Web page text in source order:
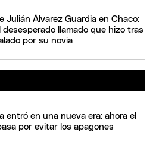
Julián Álvarez Guardia en Chaco:
desesperado llamado que hizo tras
por su novia
entró en una nueva era: ahora el
por evitar los apagones